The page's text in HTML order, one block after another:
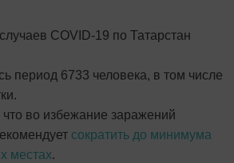
COVID-19 по Татарстан
период 6733 человека, в том числе
во избежание заражений
сократить до минимума
местах.